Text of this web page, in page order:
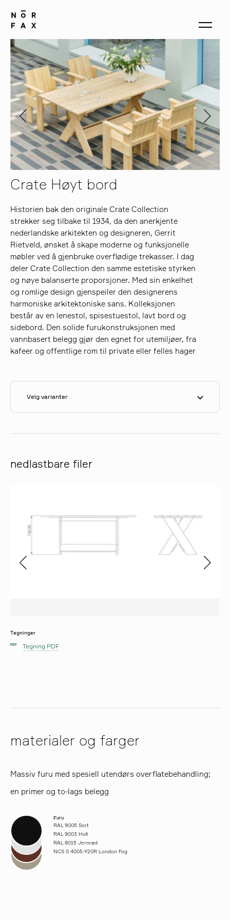
produkter
om oss
kontakt
søk
Crate Høyt bord
Historien bak den originale Crate Collection
strekker seg tilbake til 1934, da den anerkjente
nederlandske arkitekten og designeren, Gerrit
Rietveld, ønsket å skape moderne og funksjonelle
møbler ved å gjenbruke overflødige trekasser. I dag
deler Crate Collection den samme estetiske styrken
og nøye balanserte proporsjoner. Med sin enkelhet
og romlige design gjenspeiler den designerens
harmoniske arkitektoniske sans. Kolleksjonen
består av en lenestol, spisestuestol, lavt bord og
sidebord. Den solide furukonstruksjonen med
vannbasert belegg gjør den egnet for utemiljøer, fra
kafeer og offentlige rom til private eller felles hager
Velg varianter
nedlastbare filer
Tegninger
PDF Tegning PDF
materialer og farger
Massiv furu med spesiell utendørs overflatebehandling;
en primer og to-lags belegg
Furu
RAL 9005 Sort
RAL 9003 Hvit
RAL 8015 Jernrød
NCS S 4005-Y20R London Fog